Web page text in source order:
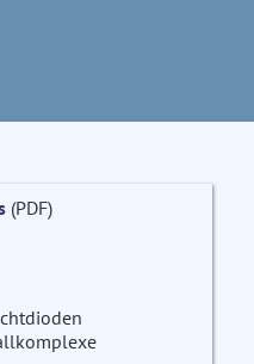
(PDF)